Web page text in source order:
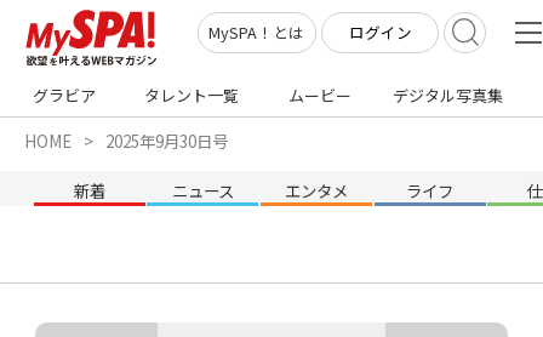
MySPA！とは ログイン
グラビア タレント一覧 ムービー デジタル写真集
HOME 2025年9月30日号
新着 ニュース エンタメ ライフ